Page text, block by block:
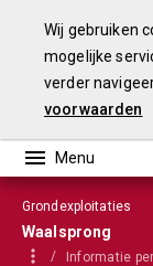
Wij gebruiken
mogelijke
verder
voorwaarden
Grondexploitaties
Waalsprong
Informatie